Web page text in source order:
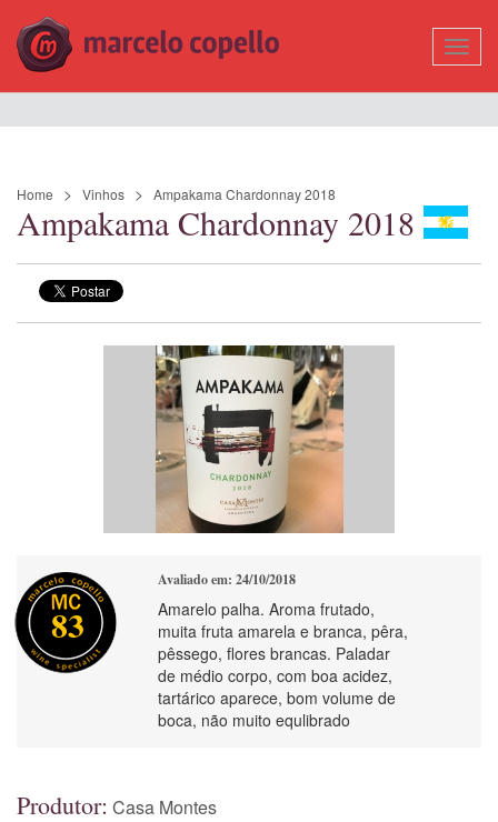
Home Vinhos Ampakama Chardonnay 2018
Ampakama Chardonnay 2018
83
Avaliado em: 24/10/2018
Amarelo palha. Aroma frutado,
muita fruta amarela e branca, pêra,
pêssego, flores brancas. Paladar
de médio corpo, com boa acidez,
tartárico aparece, bom volume de
boca, não muito equlibrado
Produtor: Casa Montes